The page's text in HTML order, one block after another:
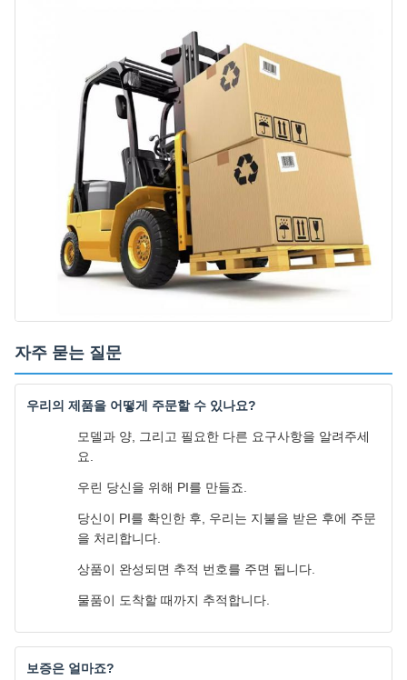
자주 묻는 질문
우리의 제품을 어떻게 주문할 수 있나요?
모델과 양, 그리고 필요한 다른 요구사항을 알려주세
요.
우린 당신을 위해 PI를 만들죠.
당신이 PI를 확인한 후, 우리는 지불을 받은 후에 주문
을 처리합니다.
상품이 완성되면 추적 번호를 주면 됩니다.
물품이 도착할 때까지 추적합니다.
보증은 얼마죠?